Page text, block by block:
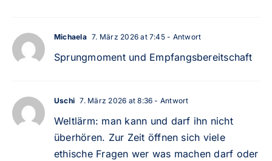
Michaela 7. März 2026 at 7:45- Antwort
Sprungmoment und Empfangsbereitschaft
Uschi 7. März 2026 at 8:36 - Antwort
Weltlärm: man kann und darf ihn nicht
überhören. Zur Zeit öffnen sich viele
ethische Fragen wer was machen darf oder